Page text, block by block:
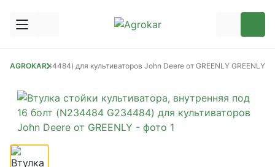
AGROKARG234484) для культиваторов John Deere от GREENLY GREENLY